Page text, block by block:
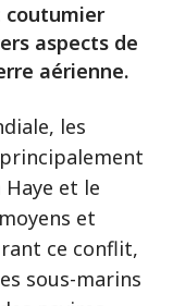
coutumier
aspects de
aérienne.
les
et le
et
ce conflit,
sous-marins